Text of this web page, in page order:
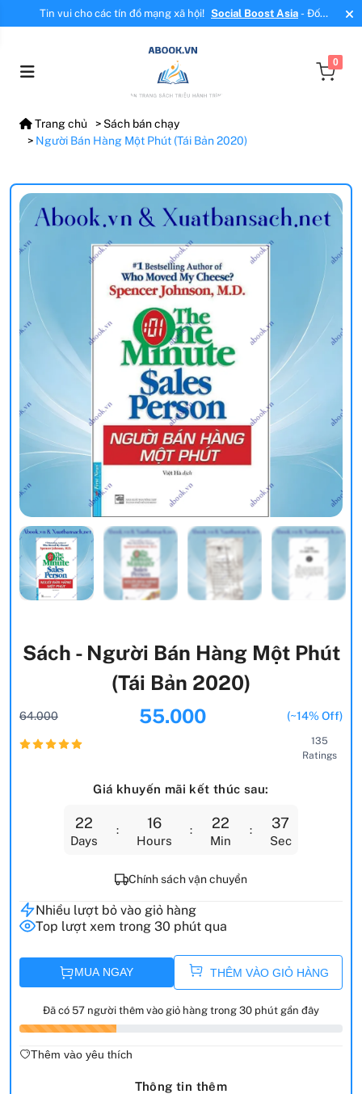
Tin vui cho các tín đồ mạng xã hội! Social Boost Asia- Đối
tác mới, cung cấp dịch vụ tăng tương tác, tăng follow uy tín!
0
Trang chủ
Sách bán chạy
Người Bán Hàng Một Phút (Tái Bản 2020)
Sách - Người Bán Hàng Một Phút
(Tái Bản 2020)
64.000 55.000 (~14% Off)
135
Ratings
Giá khuyến mãi kết thúc sau:
22
Days
16
Hours
22
Min
36
Sec
Chính sách vận chuyển
Nhiều lượt bỏ vào giỏ hàng
Top lượt xem trong 30 phút qua
MUA NGAY THÊM VÀO GIỎ HÀNG
Đã có 57 người thêm vào giỏ hàng trong 30 phút gần đây
Thêm vào yêu thích
Thông tin thêm